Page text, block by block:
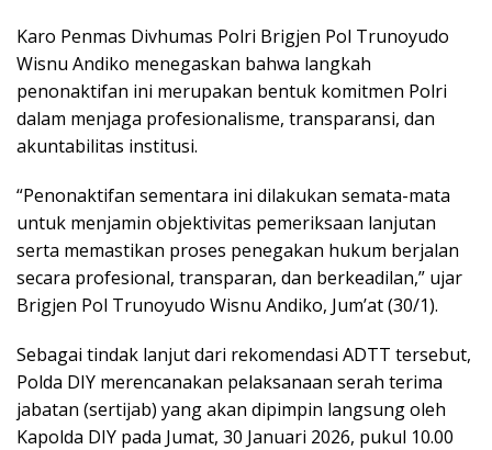
Karo Penmas Divhumas Polri Brigjen Pol Trunoyudo
Wisnu Andiko menegaskan bahwa langkah
penonaktifan ini merupakan bentuk komitmen Polri
dalam menjaga profesionalisme, transparansi, dan
akuntabilitas institusi.
“Penonaktifan sementara ini dilakukan semata-mata
untuk menjamin objektivitas pemeriksaan lanjutan
serta memastikan proses penegakan hukum berjalan
secara profesional, transparan, dan berkeadilan,” ujar
Brigjen Pol Trunoyudo Wisnu Andiko, Jum’at (30/1).
Sebagai tindak lanjut dari rekomendasi ADTT tersebut,
Polda DIY merencanakan pelaksanaan serah terima
jabatan (sertijab) yang akan dipimpin langsung oleh
Kapolda DIY pada Jumat, 30 Januari 2026, pukul 10.00